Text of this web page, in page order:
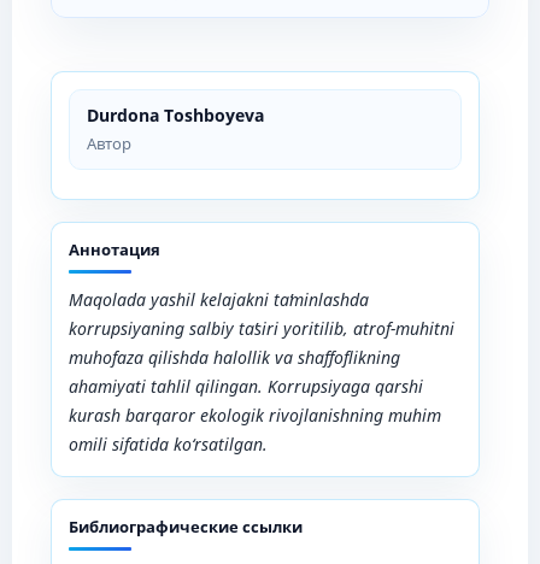
Durdona Toshboyeva
Автор
Аннотация
Maqolada yashil kelajakni taʼminlashda
korrupsiyaning salbiy taʼsiri yoritilib, atrof-muhitni
muhofaza qilishda halollik va shaffoflikning
ahamiyati tahlil qilingan. Korrupsiyaga qarshi
kurash barqaror ekologik rivojlanishning muhim
omili sifatida ko‘rsatilgan.
Библиографические ссылки